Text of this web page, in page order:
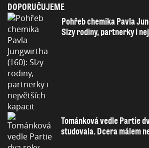
DOPORUČUJEME
Pohřeb chemika Pavla
Slzy rodiny, partnerky i
Tománková vedle Partie
studovala. Dcera málem